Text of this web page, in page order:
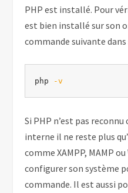
PHP est installé. Pour
est bien installé sur son
commande suivante
php -v
Si PHP n’est pas
interne il ne reste plus
comme XAMPP, MAMP
configurer son système
commande. Il est aussi